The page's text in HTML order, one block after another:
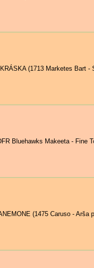
(1713 Marketes Bart -
Bluehawks Makeeta - Fine
(1475 Caruso - Arša